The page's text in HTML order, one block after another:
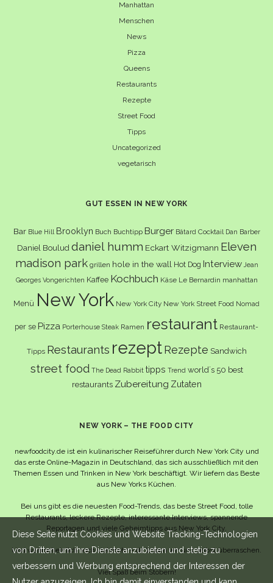
Manhattan
Menschen
News
Pizza
Queens
Restaurants
Rezepte
Street Food
Tipps
Uncategorized
vegetarisch
GUT ESSEN IN NEW YORK
Bar Blue Hill Brooklyn Buch Buchtipp Burger Bâtard Cocktail Dan Barber
Daniel Boulud daniel humm Eckart Witzigmann Eleven
madison park grillen hole in the wall Hot Dog Interview Jean
Georges Vongerichten Kaffee Kochbuch Käse Le Bernardin manhattan
Menü New York New York City New York Street Food Nomad
per se Pizza Porterhouse Steak Ramen restaurant Restaurant-
Tipps Restaurants rezept Rezepte Sandwich
street food The Dead Rabbit tipps Trend world´s 50 best
restaurants Zubereitung Zutaten
NEW YORK – THE FOOD CITY
newfoodcity.de ist ein kulinarischer Reiseführer durch New York City und
das erste Online-Magazin in Deutschland, das sich ausschließlich mit den
Themen Essen und Trinken in New York beschäftigt. Wir liefern das Beste
aus New Yorks Küchen.
Bei uns gibt es die neuesten Food-Trends, das beste Street Food, tolle
Restaurants, leckere Rezepte, interessante Interviews, spannende
Reportagen und viele Geheimtipps aus New York City.
Und wahrscheinlich noch viel mehr – da lassen wir uns selbst überraschen.
Viel Spaß beim Stöbern!
Diese Seite nutzt Cookies und Website Tracking-Technologien
von Dritten, um ihre Dienste anzubieten und stetig zu
verbessern und Werbung entsprechend der Interessen der